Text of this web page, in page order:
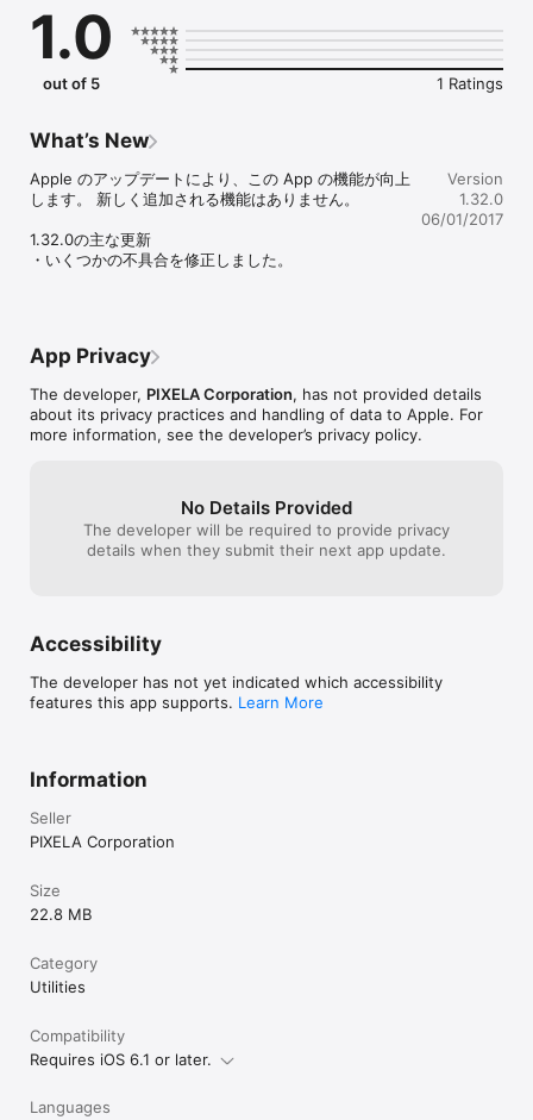
iPad mini 4, iPad mini 3, iPad mini 2, iPad (4th generation)
iPhone 7 Plus, iPhone 7, iPhone 6s Plus, iPhone 6s, iPhone 6
Plus, iPhone 6
iPhone SE, iPhone 5s, iPhone 5c, iPhone 5
PIX-DT350-PL1…
iPhone 5s, iPhone 5c, iPhone 5
iPad Air, iPad (4th generation), iPad mimi 2
iPhone 6 Plus, iPhone 6, iPhone 5s, iPhone 5c, iPhone 5
PIX-DT350-PL1…iOS 6.1 / 7 / 8 / 9 / 10
PIX-DT355-PL1…iOS 6.1 / 7 / 8 / 9 / 10
【地上デジタル放送を視聴するための要件】
・ 別売のテレビチューナー「PIX-DT350-PL1」、「PIX-DT355-
PL1」または「PIX-DT350N」が必要です。
・ NOTTVのサービス終了後も、NOTTVの録画番組は引き続き再生
が可能です。
・ アンテナ変換ケーブルを使用して地上デジタル放送を視聴するに
DT350N」が必要です。
・録画番組の再生には、録画時と同じICカードおよびチューナー環
境が必要です。
1.0
out of 5 1 Ratings
What’s New
Apple のアップデートにより、この App の機能が向上
します。 新しく追加される機能はありません。
1.32.0の主な更新
・いくつかの不具合を修正しました。
Version
1.32.0
06/01/2017
App Privacy
The developer, PIXELA Corporation, has not provided details
about its privacy practices and handling of data to Apple. For
more information, see the developer’s privacy policy.
No Details Provided
The developer will be required to provide privacy
details when they submit their next app update.
Accessibility
The developer has not yet indicated which accessibility
features this app supports. Learn More
Information
Seller
PIXELA Corporation
Size
22.8 MB
Category
Utilities
Compatibility
Requires iOS 6.1 or later.
Languages